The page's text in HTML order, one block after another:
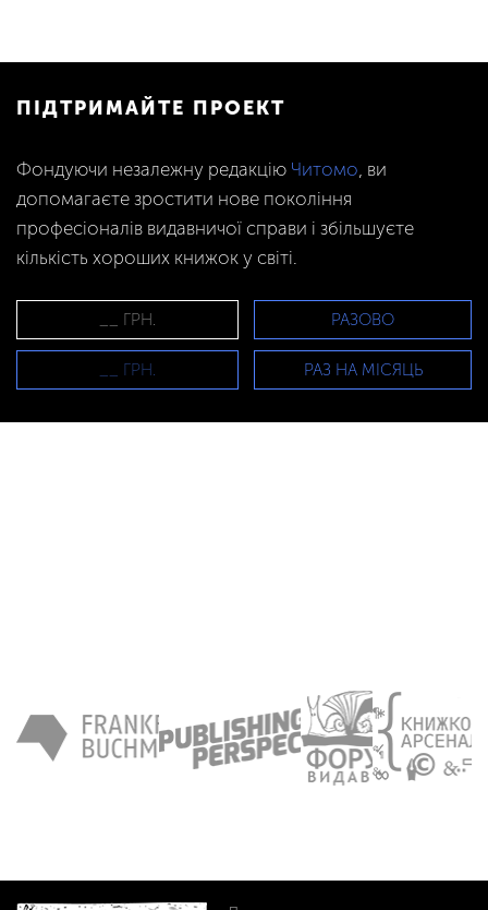
ПІДТРИМАЙТЕ ПРОЕКТ
Фондуючи незалежну редакцію Читомо , ви
допомагаєте зростити нове покоління
професіоналів видавничої справи і збільшуєте
кількість хороших книжок у світі.
РАЗОВО
РАЗ НА МІСЯЦЬ